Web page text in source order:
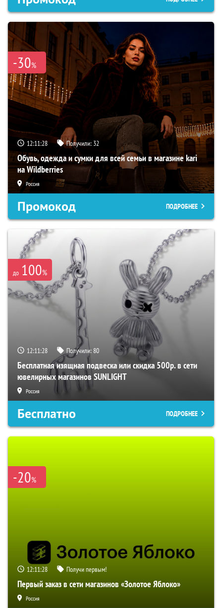
-30%
12:11:27 Получили: 32
Обувь, одежда и сумки для всей семьи в магазине kari
на Wildberries
Россия
Промокод ПОДРОБНЕЕ
до 100%
12:11:27 Получили:80
Бесплатная изящная подвеска или скидка 500р. в сети
ювелирных магазинов SUNLIGHT
Россия
Бесплатно ПОДРОБНЕЕ
-20%
12:11:27 Получи первым!
Первый заказ в сети магазинов «Золотое Яблоко»
Россия